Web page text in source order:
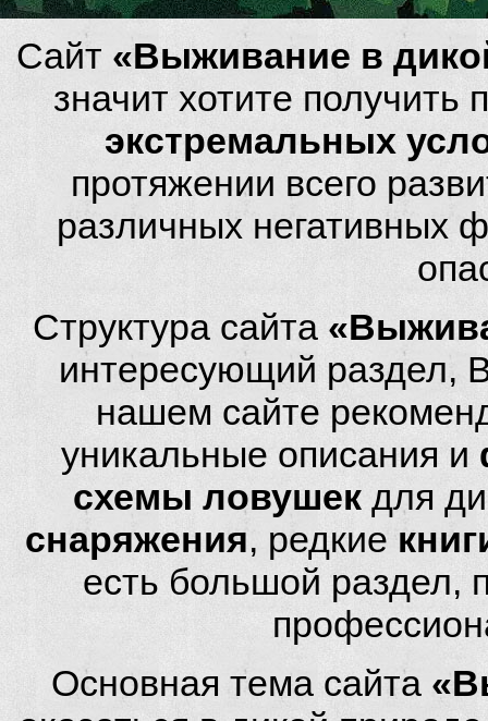
Сайт «Выживание в
значит хотите
экстремальных
протяжении всего
различных негативных
Структура сайта
интересующий раздел,
нашем сайте
уникальные описания и
схемы ловушек для
снаряжения, редкие
есть большой
Основная тема сайта